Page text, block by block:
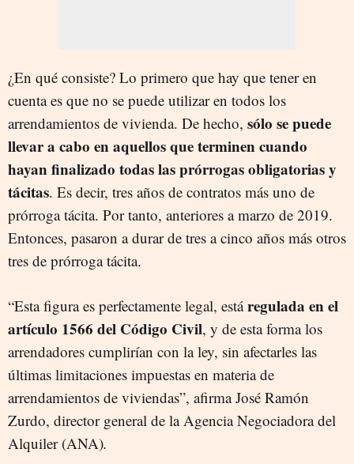
¿En qué consiste? Lo primero que hay que tener en
cuenta es que no se puede utilizar en todos los
arrendamientos de vivienda. De hecho, sólo se puede
llevar a cabo en aquellos que terminen cuando
hayan finalizado todas las prórrogas obligatorias y
tácitas. Es decir, tres años de contratos más uno de
prórroga tácita. Por tanto, anteriores a marzo de 2019.
Entonces, pasaron a durar de tres a cinco años más otros
tres de prórroga tácita.
“Esta figura es perfectamente legal, estáregulada en el
artículo 1566 del Código Civil, y de esta forma los
arrendadores cumplirían con la ley, sin afectarles las
últimas limitaciones impuestas en materia de
arrendamientos de viviendas”, afirma José Ramón
Zurdo, director general de la Agencia Negociadora del
Alquiler (ANA).